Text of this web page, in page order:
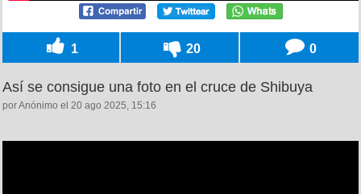
1 20 0
Así se consigue una foto en el cruce de Shibuya
por Anónimo el 20 ago 2025, 15:16